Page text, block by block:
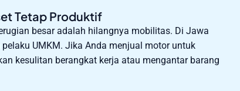
Tetap Produktif
besar adalah hilangnya mobilitas. Di Jawa
UMKM. Jika Anda menjual motor untuk
kesulitan berangkat kerja atau mengantar barang